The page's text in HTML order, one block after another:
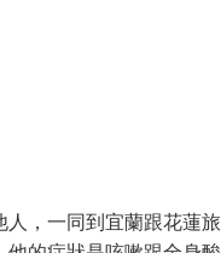
，一同到宜蘭跟花蓮旅